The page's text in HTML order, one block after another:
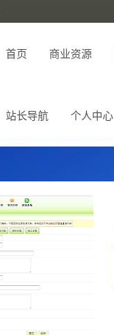
首页 商业资源
站长导航 个人中心